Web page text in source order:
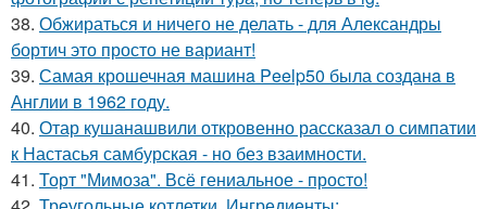
38. Обжираться и ничего не делать - для Александры
бортич это просто не вариант!
39. Самая крошечная машинa Peelp50 была созданa в
Англии в 1962 году.
40. Отар кушанашвили откровенно рассказал о симпатии
к Настасья самбурская - но без взаимности.
41. Торт "Мимоза". Всё гениальное - просто!